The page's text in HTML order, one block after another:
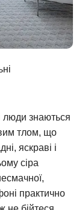
люди знаються
тлом, що
яскраві і
сіра
практично